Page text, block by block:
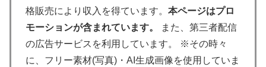
格販売により収入を得ています。 本ページはプロ
モーションが含まれています。
また、第三者配信
の広告サービスを利用しています。 ※その時々
に、フリー素材(写真)・AI生成画像を使用していま